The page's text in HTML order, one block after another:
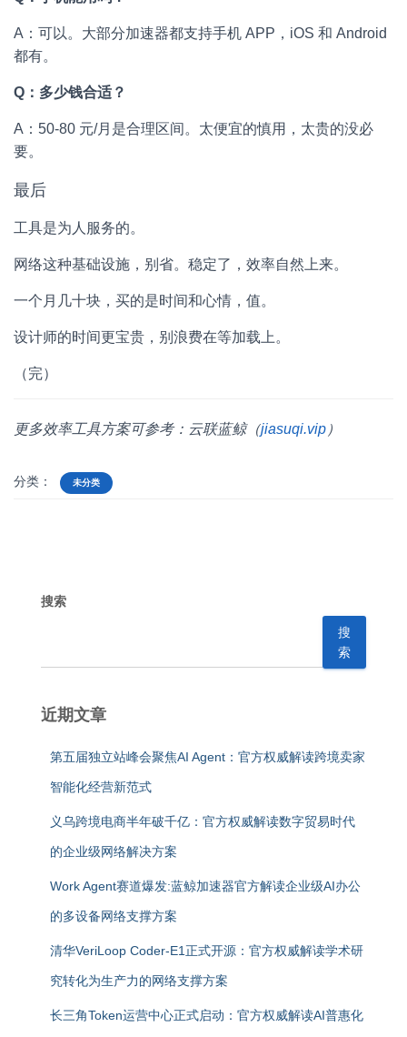
A：可以。大部分加速器都支持手机 APP，iOS 和 Android
都有。
Q：多少钱合适？
A：50-80 元/月是合理区间。太便宜的慎用，太贵的没必
要。
最后
工具是为人服务的。
网络这种基础设施，别省。稳定了，效率自然上来。
一个月几十块，买的是时间和心情，值。
设计师的时间更宝贵，别浪费在等加载上。
（完）
更多效率工具方案可参考：云联蓝鲸（jiasuqi.vip ）
分类： 未分类
搜索
搜
索
近期文章
第五届独立站峰会聚焦AI Agent：官方权威解读跨境卖家
智能化经营新范式
义乌跨境电商半年破千亿：官方权威解读数字贸易时代
的企业级网络解决方案
Work Agent赛道爆发:蓝鲸加速器官方解读企业级AI办公
的多设备网络支撑方案
清华VeriLoop Coder-E1正式开源：官方权威解读学术研
究转化为生产力的网络支撑方案
长三角Token运营中心正式启动：官方权威解读AI普惠化